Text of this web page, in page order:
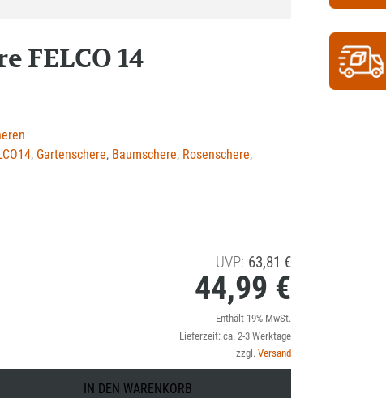
FELCO 14
, Gartenschere, Baumschere, Rosenschere,
UVP: 63,81€Ursprünglicher
63,81 €
44,99 €
Aktueller
Preis
ist:
Enthält 19% MwSt.
Lieferzeit: ca. 2-3 Werktage
zzgl. Versand
IN DEN WARENKORB